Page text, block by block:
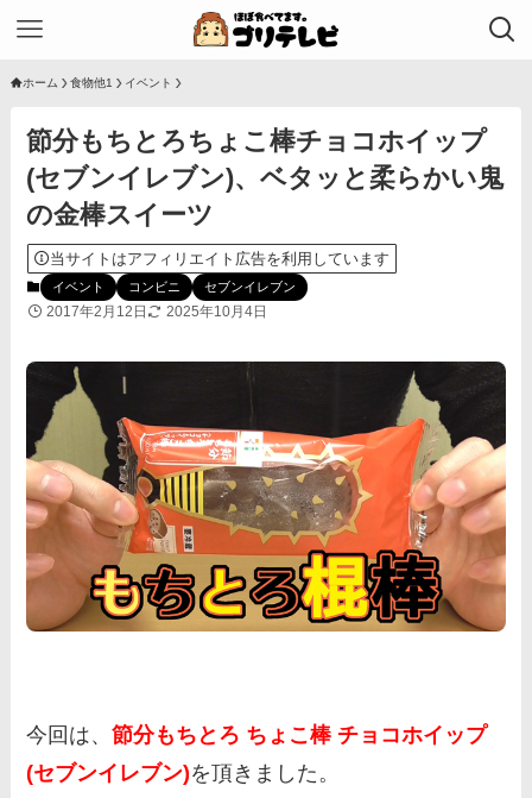
ホーム 食物他1 イベント
節分もちとろちょこ棒チョコホイップ
(セブンイレブン)、ベタッと柔らかい鬼
の金棒スイーツ
当サイトはアフィリエイト広告を利用しています
イベント コンビニ セブンイレブン
2017年2月12日 2025年10月4日
今回は、節分もちとろ ちょこ棒 チョコホイップ
(セブンイレブン)を頂きました。